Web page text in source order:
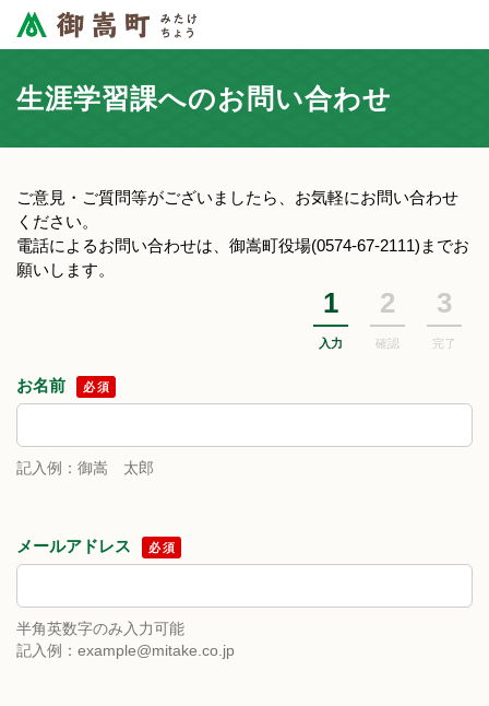
生涯学習課へのお問い合わせ
ご意見・ご質問等がございましたら、お気軽にお問い合わせ
ください。
電話によるお問い合わせは、御嵩町役場(0574-67-2111)までお
願いします。
1
入力
2
確認
3
完了
お名前 必須
記入例：御嵩 太郎
メールアドレス 必須
半角英数字のみ入力可能
記入例：example@mitake.co.jp